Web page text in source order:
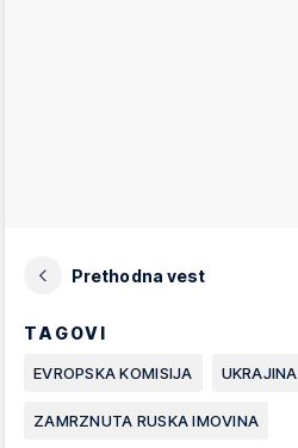
Prethodna vest
TAGOVI
EVROPSKA KOMISIJA UKRAJINA
ZAMRZNUTA RUSKA IMOVINA